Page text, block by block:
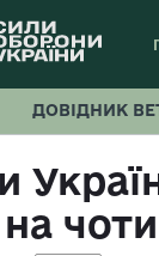
ДОВІДНИК